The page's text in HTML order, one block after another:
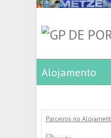
Alojamento
Parceiros no